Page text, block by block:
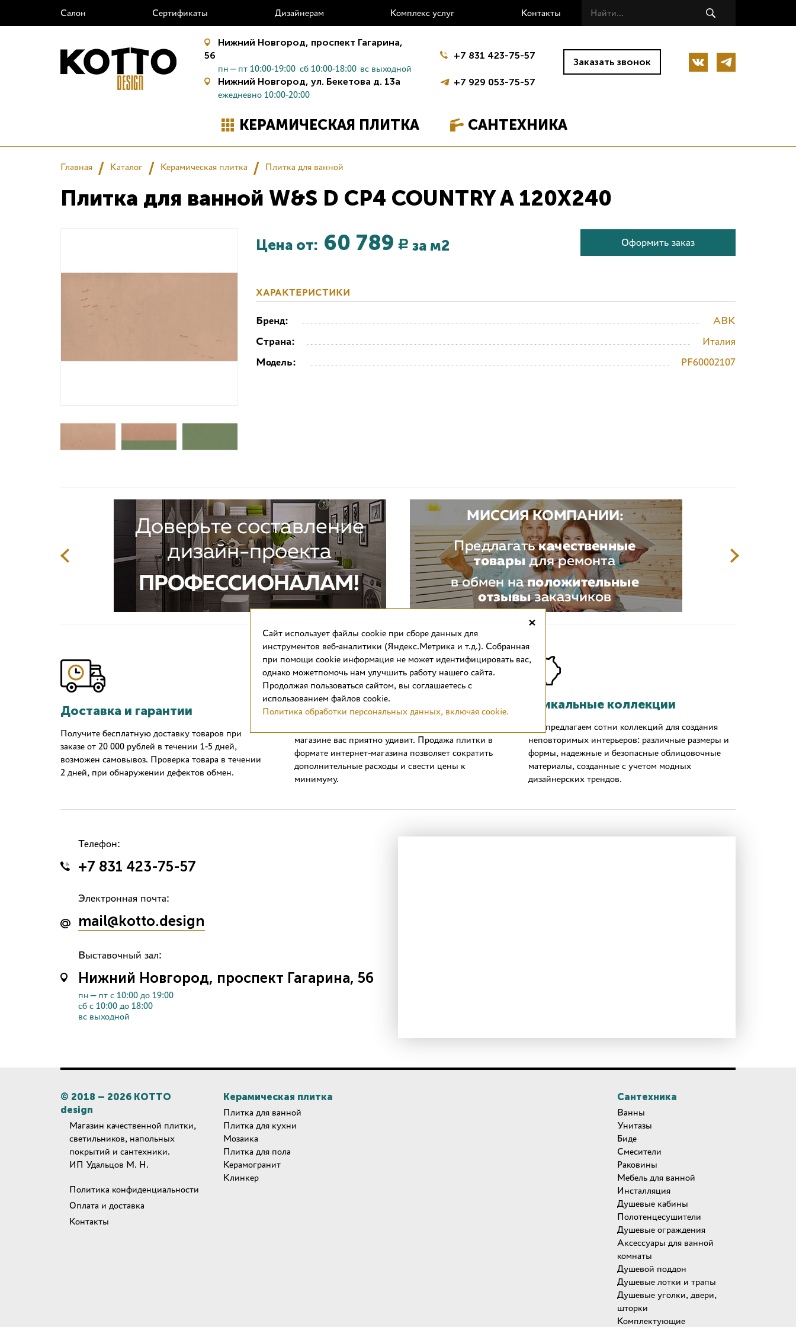
Салон Сертификаты Дизайнерам Комплекс услуг Контакты
Нижний Новгород, проспект Гагарина,
56
пн—пт 10:00-19:00 сб 10:00-18:00 вс выходной
Нижний Новгород, ул. Бекетова д. 13а
ежедневно 10:00-20:00
+7 831 423-75-57
+7 929 053-75-57
Заказать звонок
КЕРАМИЧЕСКАЯ ПЛИТКА САНТЕХНИКА
Главная Каталог Керамическая плитка Плитка для ванной
Плитка для ванной W&S D CP4 COUNTRY A 120X240
Цена от: 60 789 Р за м2 Оформить заказ
ХАРАКТЕРИСТИКИ
Бренд:
ABK
Страна:
Италия
Модель:
PF60002107
Доставка и гарантии
Получите бесплатную доставку товаров при
заказе от 20 000 рублей в течении 1-5 дней,
возможен самовывоз. Проверка товара в течении
2 дней, при обнаружении дефектов обмен.
Выгодные цены
магазине вас приятно удивит. Продажа плитки в
формате интернет-магазина позволяет сократить
дополнительные расходы и свести цены к
минимуму.
Уникальные коллекции
Мы предлагаем сотни коллекций для создания
неповторимых интерьеров: различные размеры и
формы, надежные и безопасные облицовочные
материалы, созданные с учетом модных
дизайнерских трендов.
Телефон:
+7 831 423-75-57
Электронная почта:
mail@kotto.design
Выставочный зал:
Нижний Новгород, проспект Гагарина, 56
пн—пт с 10:00 до 19:00
сб с 10:00 до 18:00
вс выходной
© 2018 – 2026 КОТТО
design
Магазин качественной плитки,
светильников, напольных
покрытий и сантехники.
ИП Удальцов М. Н.
Политика конфиденциальности
Оплата и доставка
Контакты
Керамическая плитка
Плитка для ванной
Плитка для кухни
Мозаика
Плитка для пола
Керамогранит
Клинкер
Сантехника
Ванны
Унитазы
Биде
Смесители
Раковины
Мебель для ванной
Инсталляция
Душевые кабины
Полотенцесушители
Душевые ограждения
Аксессуары для ванной
комнаты
Душевой поддон
Душевые лотки и трапы
Душевые уголки, двери,
шторки
Комплектующие
×
Cайт использует файлы cookie при сборе данных для
инструментов веб-аналитики (Яндекс.Метрика и т.д.). Собранная
при помощи cookie информация не может идентифицировать вас,
однако можетпомочь нам улучшить работу нашего сайта.
Продолжая пользоваться сайтом, вы соглашаетесь с
использованием файлов cookie.
Политика обработки персональных данных, включая cookie.